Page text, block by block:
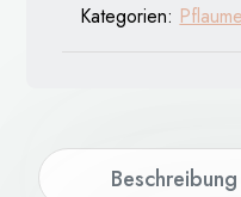
Kategorien: Pflaume
Beschreibung